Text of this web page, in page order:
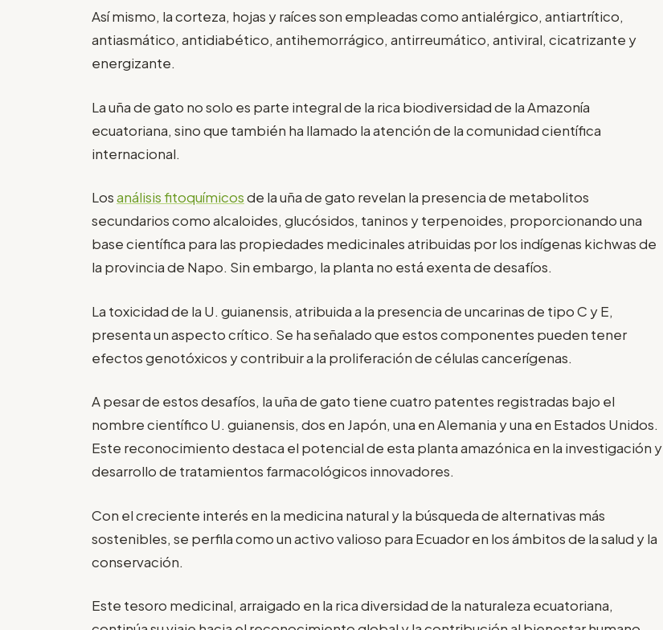
Así mismo, la corteza, hojas y raíces son empleadas como antialérgico, antiartrítico,
antiasmático, antidiabético, antihemorrágico, antirreumático, antiviral, cicatrizante y
energizante.
La uña de gato no solo es parte integral de la rica biodiversidad de la Amazonía
ecuatoriana, sino que también ha llamado la atención de la comunidad científica
internacional.
Losanálisis fitoquímicosde la uña de gato revelan la presencia de metabolitos
secundarios como alcaloides, glucósidos, taninos y terpenoides, proporcionando una
base científica para las propiedades medicinales atribuidas por los indígenas kichwas de
la provincia de Napo. Sin embargo, la planta no está exenta de desafíos.
La toxicidad de la U. guianensis, atribuida a la presencia de uncarinas de tipo C y E,
presenta un aspecto crítico. Se ha señalado que estos componentes pueden tener
efectos genotóxicos y contribuir a la proliferación de células cancerígenas.
A pesar de estos desafíos, la uña de gato tiene cuatro patentes registradas bajo el
nombre científico U. guianensis, dos en Japón, una en Alemania y una en Estados Unidos.
Este reconocimiento destaca el potencial de esta planta amazónica en la investigación y
desarrollo de tratamientos farmacológicos innovadores.
Con el creciente interés en la medicina natural y la búsqueda de alternativas más
sostenibles, se perfila como un activo valioso para Ecuador en los ámbitos de la salud y la
conservación.
Este tesoro medicinal, arraigado en la rica diversidad de la naturaleza ecuatoriana,